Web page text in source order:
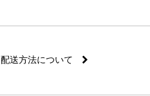
配送方法について